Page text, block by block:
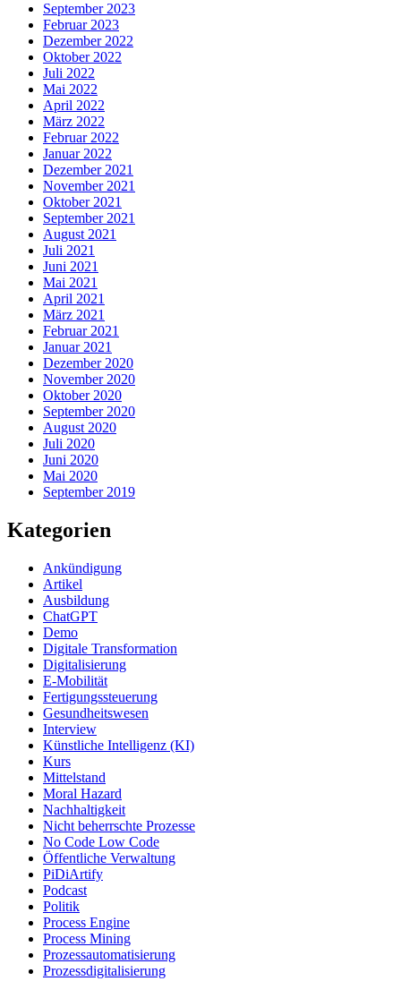
September 2023
Februar 2023
Dezember 2022
Oktober 2022
Juli 2022
Mai 2022
April 2022
März 2022
Februar 2022
Januar 2022
Dezember 2021
November 2021
Oktober 2021
September 2021
August 2021
Juli 2021
Juni 2021
Mai 2021
April 2021
März 2021
Februar 2021
Januar 2021
Dezember 2020
November 2020
Oktober 2020
September 2020
August 2020
Juli 2020
Juni 2020
Mai 2020
September 2019
Kategorien
Ankündigung
Artikel
Ausbildung
ChatGPT
Demo
Digitale Transformation
Digitalisierung
E-Mobilität
Fertigungssteuerung
Gesundheitswesen
Interview
Künstliche Intelligenz (KI)
Kurs
Mittelstand
Moral Hazard
Nachhaltigkeit
Nicht beherrschte Prozesse
No Code Low Code
Öffentliche Verwaltung
PiDiArtify
Podcast
Politik
Process Engine
Process Mining
Prozessautomatisierung
Prozessdigitalisierung